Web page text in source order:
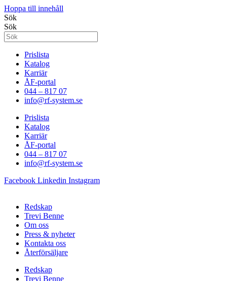
Hoppa till innehåll
Sök
Sök
Prislista
Katalog
Karriär
ÅF-portal
044 – 817 07
info@rf-system.se
Prislista
Katalog
Karriär
ÅF-portal
044 – 817 07
info@rf-system.se
Facebook Linkedin Instagram
Redskap
Trevi Benne
Om oss
Press & nyheter
Kontakta oss
Återförsäljare
Redskap
Trevi Benne